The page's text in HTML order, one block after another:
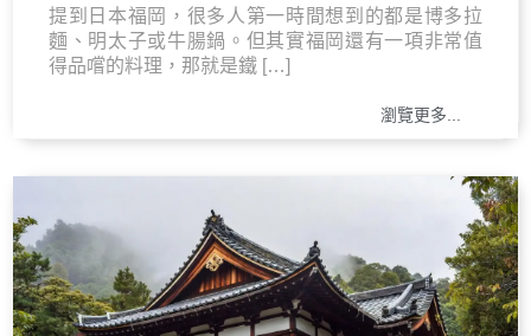
提到日本福岡，很多人第一時間想到的都是博多拉
麵、明太子或牛腸鍋。但其實福岡還有一項非常值
得品嚐的料理，那就是鐵 […]
瀏覽更多...